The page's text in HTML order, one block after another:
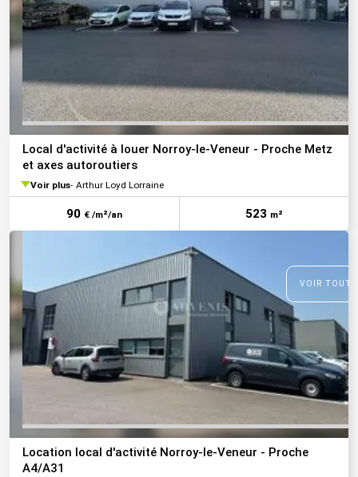
Local d'activité à louer Norroy-le-Veneur - Proche Metz
et axes autoroutiers
Voir plus Arthur Loyd Lorraine
90 € /m²/an 523 m²
VOIR
Location local d'activité Norroy-le-Veneur - Proche
A4/A31